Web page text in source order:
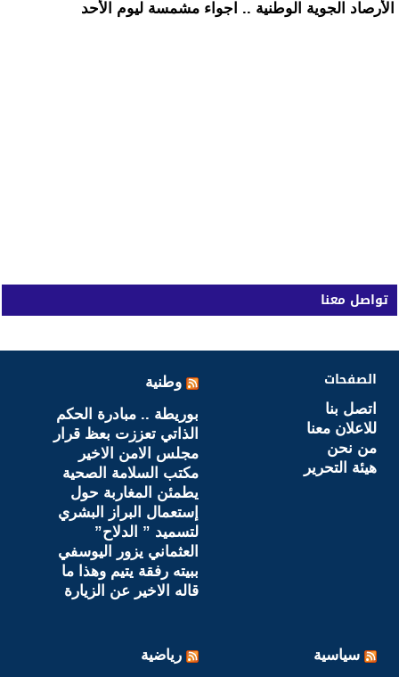
الأرصاد الجوية الوطنية .. اجواء مشمسة ليوم الأحد
تواصل معنا
الصفحات
اتصل بنا
للاعلان معنا
من نحن
هيئة التحرير
وطنية
بوريطة .. مبادرة الحكم
الذاتي تعززت بعظ قرار
مجلس الامن الاخير
مكتب السلامة الصحية
يطمئن المغاربة حول
إستعمال البراز البشري
لتسميد ” الدلاح”
العثماني يزور اليوسفي
ببيته رفقة يتيم وهذا ما
قاله الاخير عن الزيارة
سياسية رياضية